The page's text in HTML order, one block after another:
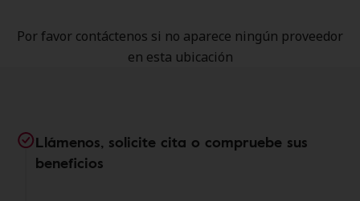
Por favor contáctenos si no aparece ningún proveedor
en esta ubicación
Llámenos, solicite cita o compruebe sus
beneficios